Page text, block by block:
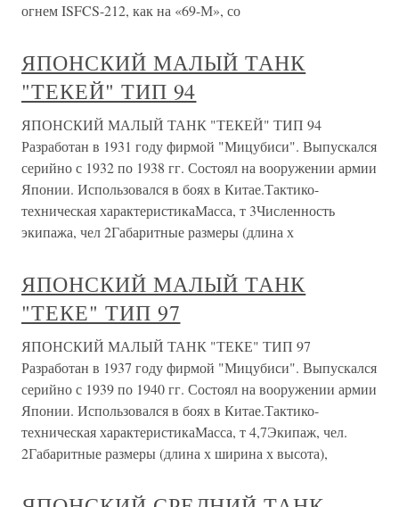
огнем ISFCS-212, как на «69-М», со
ЯПОНСКИЙ МАЛЫЙ ТАНК
"ТЕКЕЙ" ТИП 94
ЯПОНСКИЙ МАЛЫЙ ТАНК "ТЕКЕЙ" ТИП 94
Разработан в 1931 году фирмой "Мицубиси". Выпускался
серийно с 1932 по 1938 гг. Состоял на вооружении армии
Японии. Использовался в боях в Китае.Тактико-
техническая характеристикаМасса, т 3Численность
экипажа, чел 2Габаритные размеры (длина х
ЯПОНСКИЙ МАЛЫЙ ТАНК
"ТЕКЕ" ТИП 97
ЯПОНСКИЙ МАЛЫЙ ТАНК "ТЕКЕ" ТИП 97
Разработан в 1937 году фирмой "Мицубиси". Выпускался
серийно с 1939 по 1940 гг. Состоял на вооружении армии
Японии. Использовался в боях в Китае.Тактико-
техническая характеристикаМасса, т 4,7Экипаж, чел.
2Габаритные размеры (длина х ширина х высота),